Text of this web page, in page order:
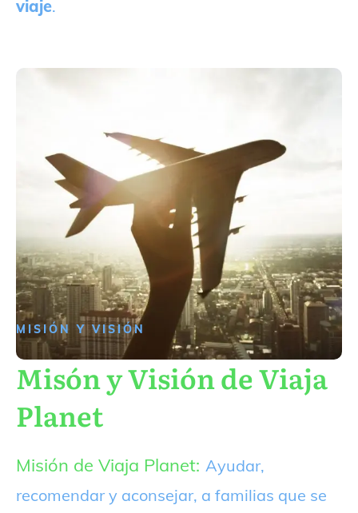
viaje.
MISIÓN Y VISIÓN
Misón y Visión de Viaja
Planet
Misión de Viaja Planet: Ayudar,
recomendar y aconsejar, a familias que se